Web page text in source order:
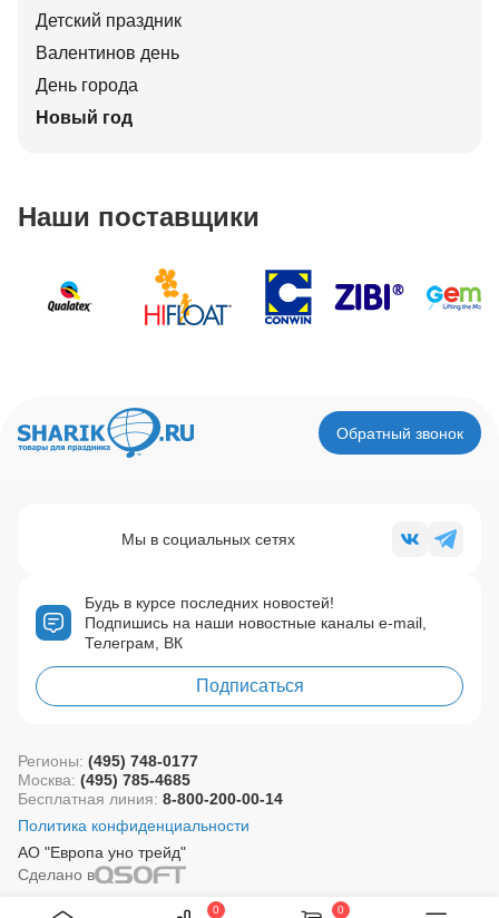
0 0
Детский праздник
Валентинов день
День города
Новый год
Наши поставщики
Обратный звонок
Будь в курсе последних новостей!
Подпишись на наши новостные каналы e-mail,
Телеграм, ВК
Подписаться
Мы в социальных сетях
АО "Европа уно трейд"
Регионы: (495) 748-0177
Москва: (495) 785-4685
Бесплатная линия: 8-800-200-00-14
Политика конфиденциальности
Сделано в